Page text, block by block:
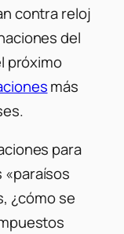
contra reloj
del
próximo
más
para
«paraísos
¿cómo se